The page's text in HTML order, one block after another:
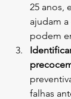
25 anos,
ajudam
podem
falhas